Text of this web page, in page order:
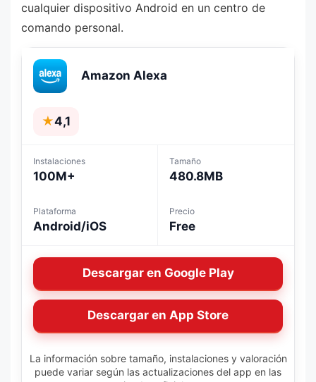
cualquier dispositivo Android en un centro de
comando personal.
Amazon Alexa
★4,1
Instalaciones
100M+
Tamaño
480.8MB
Plataforma
Android/iOS
Precio
Free
Descargar en Google Play
Descargar en App Store
La información sobre tamaño, instalaciones y valoración
puede variar según las actualizaciones del app en las